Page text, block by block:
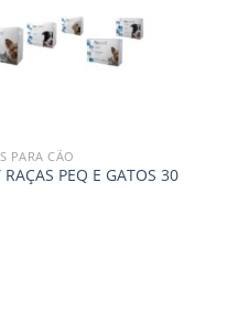
PARA CÃO
RAÇAS PEQ E GATOS 30